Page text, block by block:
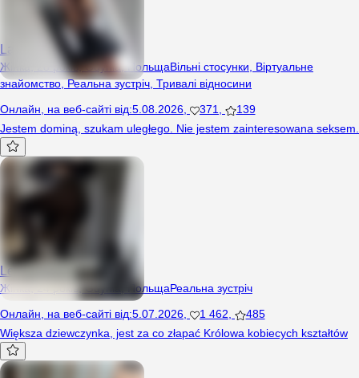
LadyAdel
Жінка, 28 років, Gdynia, ПольщаВільні стосунки, Віртуальне
знайомство,Реальна зустріч, Тривалі відносини
Онлайн, на веб-сайті від:5.08.2026, 371,
139
Jestem dominą, szukam uległego. Nie jestem zainteresowana seksem.
Lenka69
Жінка, 24 років, Gdynia, ПольщаРеальна зустріч
Онлайн
на веб-сайті від:5.07.2026 1 462
485
Większa dziewczynka, jest za co złapać Królowa kobiecych kształtów